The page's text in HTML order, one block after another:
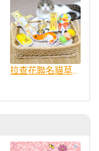
拉查花聯名貓草包